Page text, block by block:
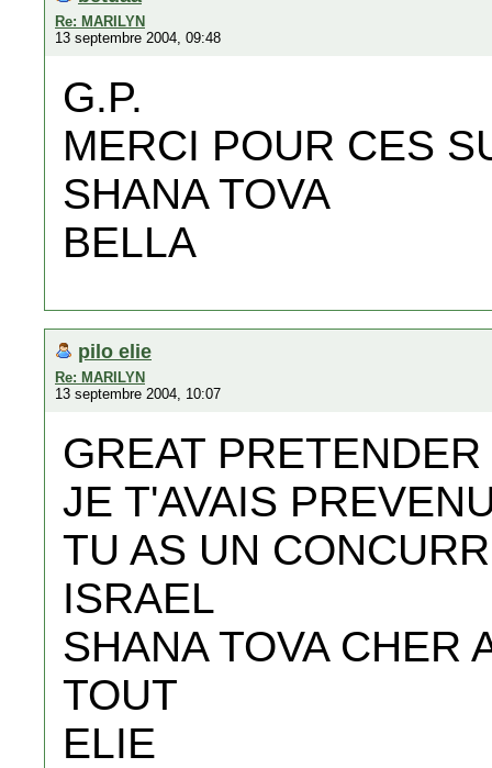
Re: MARILYN
13 septembre 2004, 09:48
G.P.
MERCI POUR CES
SHANA TOVA
BELLA
pilo elie
Re: MARILYN
13 septembre 2004, 10:07
GREAT PRETENDER
JE T'AVAIS
TU AS UN
ISRAEL
SHANA TOVA CHER
TOUT
ELIE